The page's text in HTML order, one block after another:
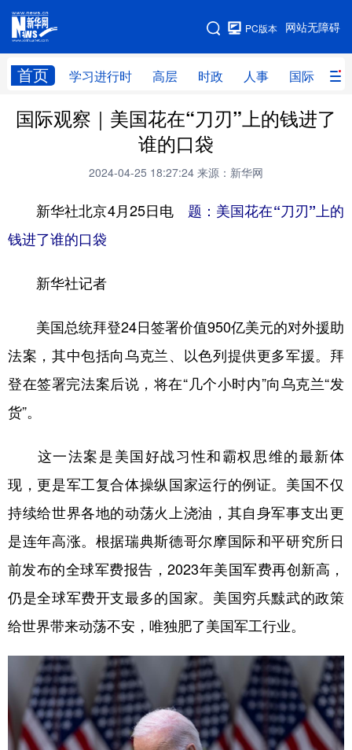
网站无障碍
PC版本
首页 学习进行时 高层 时政 人事 国际 财
网站地图
学习进行时 高层 时政 人事
财经 网评
科技 科创 量子 体育
文化
访谈
食品 人居 信息化 数字经济
学术中国 乡村振兴 银龄 溯源中国
彩票 娱乐 时尚 悦读
公益 一带一路 亚太网 上市公司
文化产业
地方频道
北京 天津 河北 山西
浙江 安徽 福建 江西
山东 河南 湖北 湖南
广东 广西 海南 重庆
国际观察｜美国花在“刀刃”上的钱进了
谁的口袋
2024-04-25 18:27:24 来源：新华网
新华社北京4月25日电 题：美国花在“刀刃”上的
钱进了谁的口袋
新华社记者
美国总统拜登24日签署价值950亿美元的对外援助
法案，其中包括向乌克兰、以色列提供更多军援。拜
登在签署完法案后说，将在“几个小时内”向乌克兰“发
货”。
这一法案是美国好战习性和霸权思维的最新体
现，更是军工复合体操纵国家运行的例证。美国不仅
持续给世界各地的动荡火上浇油，其自身军事支出更
是连年高涨。根据瑞典斯德哥尔摩国际和平研究所日
前发布的全球军费报告，2023年美国军费再创新高，
仍是全球军费开支最多的国家。美国穷兵黩武的政策
给世界带来动荡不安，唯独肥了美国军工行业。